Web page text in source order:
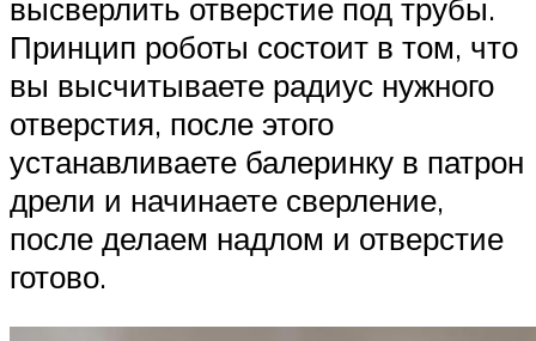
высверлить отверстие под трубы.
Принцип роботы состоит в том, что
вы высчитываете радиус нужного
отверстия, после этого
устанавливаете балеринку в патрон
дрели и начинаете сверление,
после делаем надлом и отверстие
готово.